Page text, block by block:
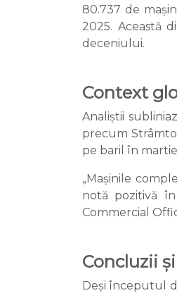
80.737 de
2025. Această
deceniului.
Context
Analiștii
precum
pe baril în
„Mașinile
notă pozitivă
Commercial
Concluzii
Deși începutul